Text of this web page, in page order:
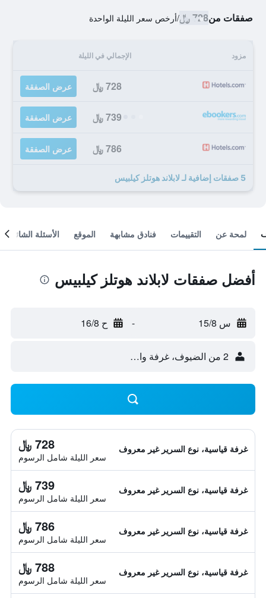
صفقات من728 ﷼ /أرخص سعر الليلة الواحدة
مزود الإجمالي في الليلة
728 ﷼ عرض الصفقة
739 ﷼ عرض الصفقة
786 ﷼ عرض الصفقة
5 صفقات إضافية لـ لابلاند هوتلز كيلبيس
لمحة عن التقييمات فنادق مشابهة الموقع الأسئلة الشائعة
أفضل صفقات لابلاند هوتلز كيلبيس
س 15/8 - ح 16/8
2 من الضيوف، غرفة واحدة
غرفة قياسية، نوع السرير غير معروف 728 ﷼
سعر الليلة شامل الرسوم
غرفة قياسية، نوع السرير غير معروف 739 ﷼
سعر الليلة شامل الرسوم
غرفة قياسية، نوع السرير غير معروف 786 ﷼
سعر الليلة شامل الرسوم
غرفة قياسية، نوع السرير غير معروف 788 ﷼
سعر الليلة شامل الرسوم